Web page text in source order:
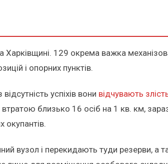
Харківщині. 129 окрема важка
і опорних пунктів.
успіхів вони відчувають
близько 16 осіб на 1 кв. км,
вузол і перекидають туди резерви, а